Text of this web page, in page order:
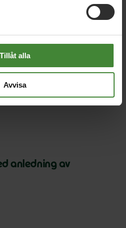
Tillåt alla
Avvisa
global tillgång till
anledning av